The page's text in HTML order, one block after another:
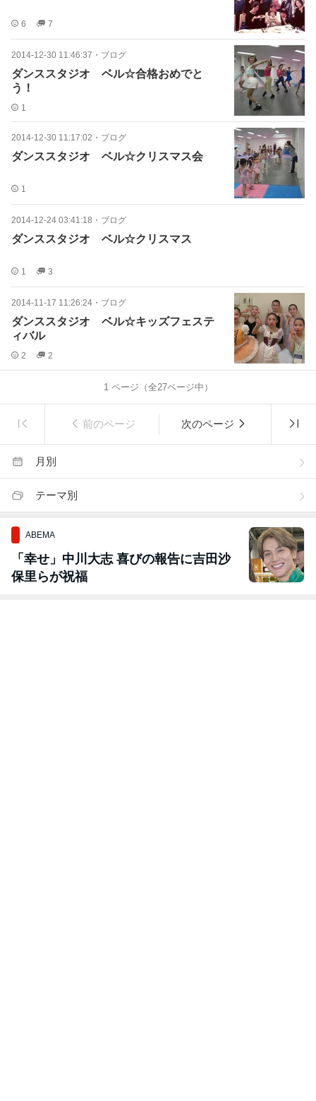
6 7
2014-12-30 11:46:37 ・ ブログ
ダンススタジオ ベル☆合格おめでと
う！
1
2014-12-30 11:17:02 ・ ブログ
ダンススタジオ ベル☆クリスマス会
1
2014-12-24 03:41:18 ・ ブログ
ダンススタジオ ベル☆クリスマス
1 3
2014-11-17 11:26:24 ・ ブログ
ダンススタジオ ベル☆キッズフェステ
ィバル
2 2
1ページ（全27ページ中）
前のページ 次のページ
月別
テーマ別
ABEMA
「幸せ」中川大志 喜びの報告に吉田沙
保里らが祝福